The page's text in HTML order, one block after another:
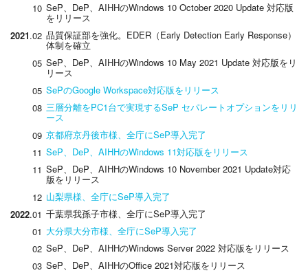
10 SeP、DeP、AIHHのWindows 10 October 2020 Update 対応版
をリリース
2021.02 品質保証部を強化。EDER（Early Detection Early Response）
体制を確立
05 SeP、DeP、AIHHのWindows 10 May 2021 Update 対応版をリ
リース
05 SePのGoogle Workspace対応版をリリース
08 三層分離をPC1台で実現するSeP セパレートオプションをリリ
ース
09 京都府京丹後市様、全庁にSeP導入完了
11 SeP、DeP、AIHHのWindows 11対応版をリリース
11 SeP、DeP、AIHHのWindows 10 November 2021 Update対応
版をリリース
12 山梨県様、全庁にSeP導入完了
2022.01 千葉県我孫子市様、全庁にSeP導入完了
01 大分県大分市様、全庁にSeP導入完了
02 SeP、DeP、AIHHのWindows Server 2022 対応版をリリース
03 SeP、DeP、AIHHのOffice 2021対応版をリリース